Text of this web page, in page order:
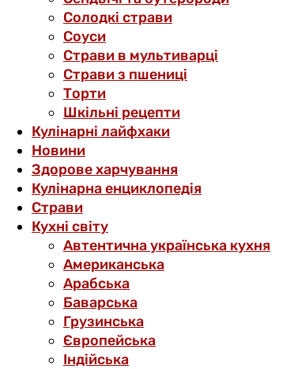
Солодкі страви
Соуси
Страви в мультиварці
Страви з пшениці
Торти
Шкільні рецепти
Кулінарні лайфхаки
Новини
Здорове харчування
Кулінарна енциклопедія
Страви
Кухні світу
Автентична українська кухня
Американська
Арабська
Баварська
Грузинська
Європейська
Індійська